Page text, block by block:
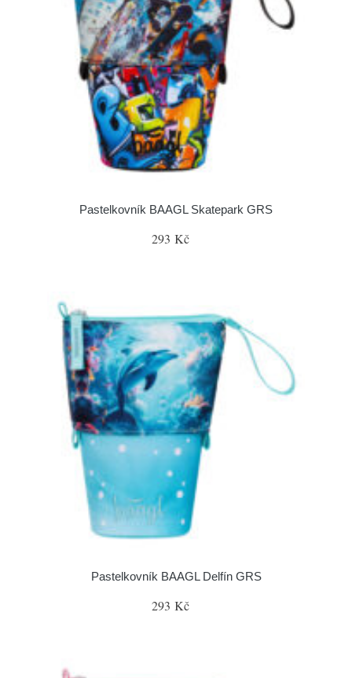
Pastelkovník BAAGL Skatepark GRS
293 Kč
Pastelkovník BAAGL Delfín GRS
293 Kč